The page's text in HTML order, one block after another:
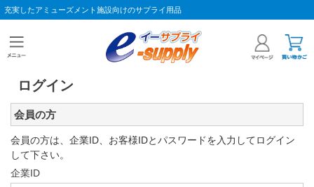
充実したアミューズメント施設向けのサプライ用品
ログイン
会員の方
会員の方は、企業ID、お客様IDとパスワードを入力してログイン
して下さい。
企業ID